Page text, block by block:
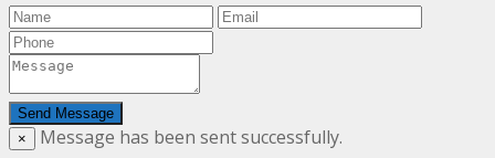
× Message has been sent successfully.